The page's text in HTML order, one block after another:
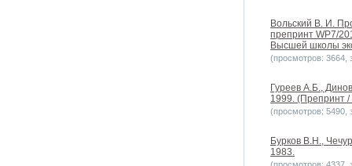
Вольский В. И.
препринт WP7/
Высшей школы
(просмотров: 3664,
Гуреев А.Б.,
1999. (Препринт
(просмотров: 5490,
Бурков В.Н.,
1983.